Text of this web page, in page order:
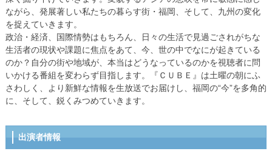
ながら、発展著しい私たちの暮らす街・福岡、そして、九州の変化
を捉えていきます。
政治・経済、国際情勢はもちろん、日々の生活で見過ごされがちな
生活者の現状や課題に焦点をあて、今、世の中でなにが起きている
のか？自分の街や地域が、本当はどうなっているのかを視聴者に問
いかける番組を変わらず目指します。『ＣＵＢＥ』は土曜の朝にふ
さわしく、より新鮮な情報を生放送でお届けし、福岡の“今”を多角的
に、そして、鋭くみつめていきます。
出演者情報